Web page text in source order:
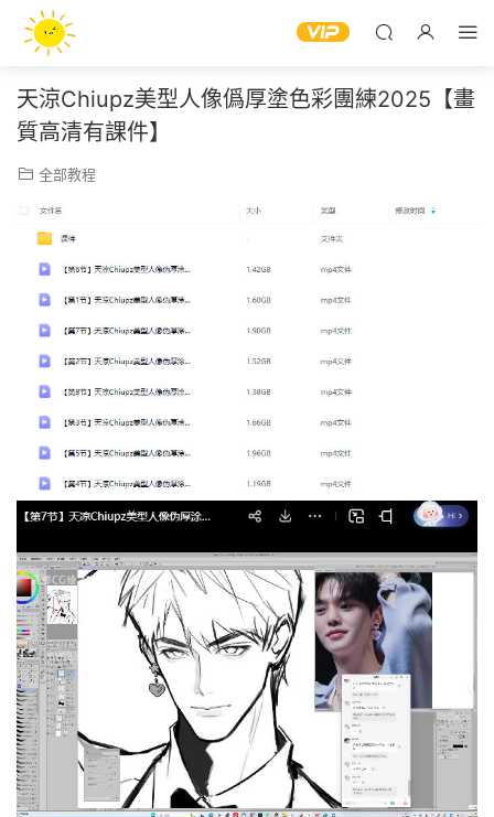
天涼Chiupz美型人像僞厚塗色彩團練2025【畫
質高清有課件】
全部教程